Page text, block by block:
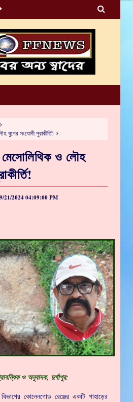

যুগের সংযোগী পুরাকীর্তি!
মেসোলিথিক ও লৌহ
9/21/2024 04:09:00 PM
ও অনুবাদক, দুর্গাপুর:
কোলেনগোড রেঞ্জের একটি পাহাড়ের